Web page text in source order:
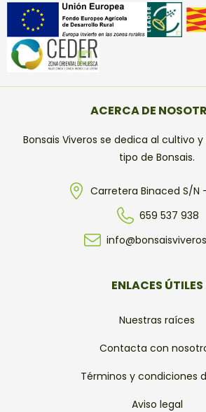
ACERCA DE
Bonsais Viveros se dedica al cultivo
tipo de Bonsais.
Carretera Binaced S/N
659 537 938
ENLACES ÚTILES
Nuestras raíces
Contacta con
Términos y condiciones
Aviso legal